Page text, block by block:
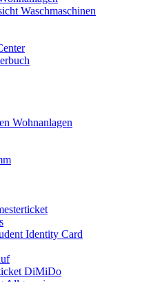
Waschmaschinen
Wohnanlagen
Identity Card
DiMiDo